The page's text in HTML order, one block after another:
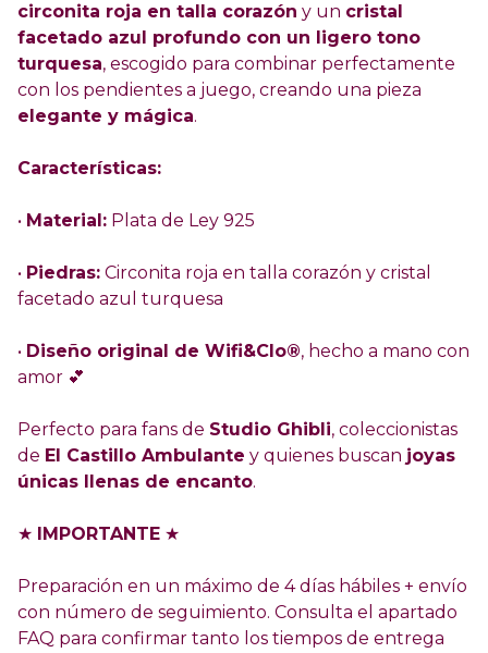
circonita roja en talla corazón y un cristal
facetado azul profundo con un ligero tono
turquesa, escogido para combinar perfectamente
con los pendientes a juego, creando una pieza
elegante y mágica.
Características:
• Material: Plata de Ley 925
• Piedras: Circonita roja en talla corazón y cristal
facetado azul turquesa
• Diseño original de Wifi&Clo®, hecho a mano con
amor 💕
Perfecto para fans de Studio Ghibli, coleccionistas
de El Castillo Ambulante y quienes buscan joyas
únicas llenas de encanto.
★ IMPORTANTE ★
Preparación en un máximo de 4 días hábiles + envío
con número de seguimiento. Consulta el apartado
FAQ para confirmar tanto los tiempos de entrega